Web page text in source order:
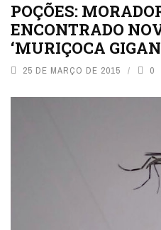
POÇÕES:
ENCONTRADO
‘MURIÇOCA
25 DE MARÇO DE 2015 0